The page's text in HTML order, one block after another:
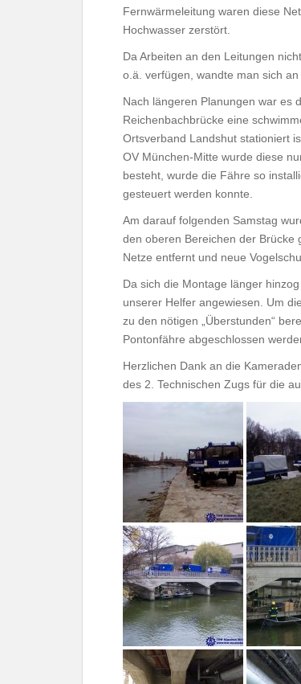
Fernwärmeleitung waren diese
Hochwasser zerstört.
Da Arbeiten an den Leitungen
o.ä. verfügen, wandte man sich an
Nach längeren Planungen war es
Reichenbachbrücke eine
Ortsverband Landshut stationiert
OV München-Mitte wurde diese
besteht, wurde die Fähre so
gesteuert werden konnte.
Am darauf folgenden Samstag
den oberen Bereichen der Brücke
Netze entfernt und neue
Da sich die Montage länger
unserer Helfer angewiesen. Um
zu den nötigen „Überstunden“
Pontonfähre abgeschlossen
Herzlichen Dank an die
des 2. Technischen Zugs für die